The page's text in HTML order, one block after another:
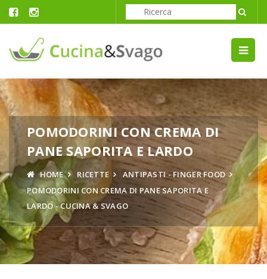
POMODORINI CON CREMA DI
PANE SAPORITA E LARDO
HOME RICETTE
ANTIPASTI - FINGER FOOD
POMODORINI CON CREMA DI PANE SAPORITA E
LARDO - CUCINA & SVAGO